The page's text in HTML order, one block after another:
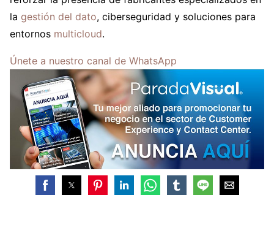
la gestión del dato, ciberseguridad y soluciones para
entornos multicloud.
Únete a nuestro canal de WhatsApp